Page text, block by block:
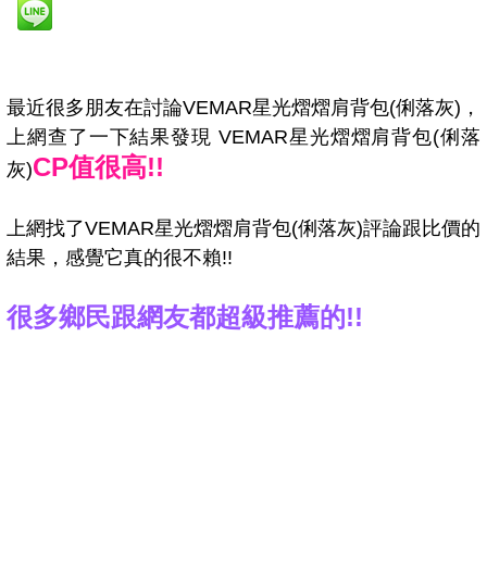
最近很多朋友在討論VEMAR星光熠熠肩背包(俐落灰)，
上網查了一下結果發現 VEMAR星光熠熠肩背包(俐落
灰)CP值很高!!
上網找了VEMAR星光熠熠肩背包(俐落灰)評論跟比價的
結果，感覺它真的很不賴!!
很多鄉民跟網友都超級推薦的!!